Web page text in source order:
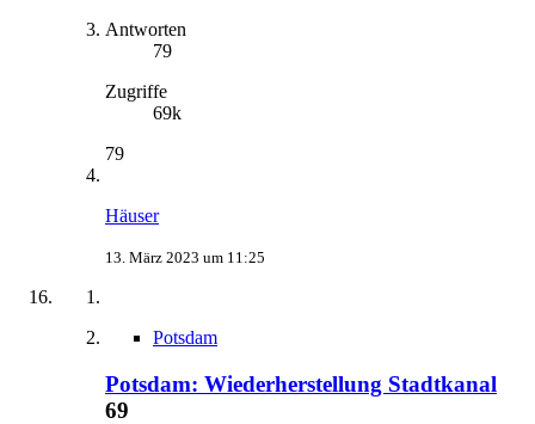
Antworten
79
Zugriffe
69k
79
Häuser
13. März 2023 um 11:25
Potsdam
Potsdam: Wiederherstellung Stadtkanal
69